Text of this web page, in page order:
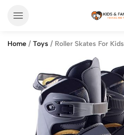
Home / Toys / Roller Skates For Kids